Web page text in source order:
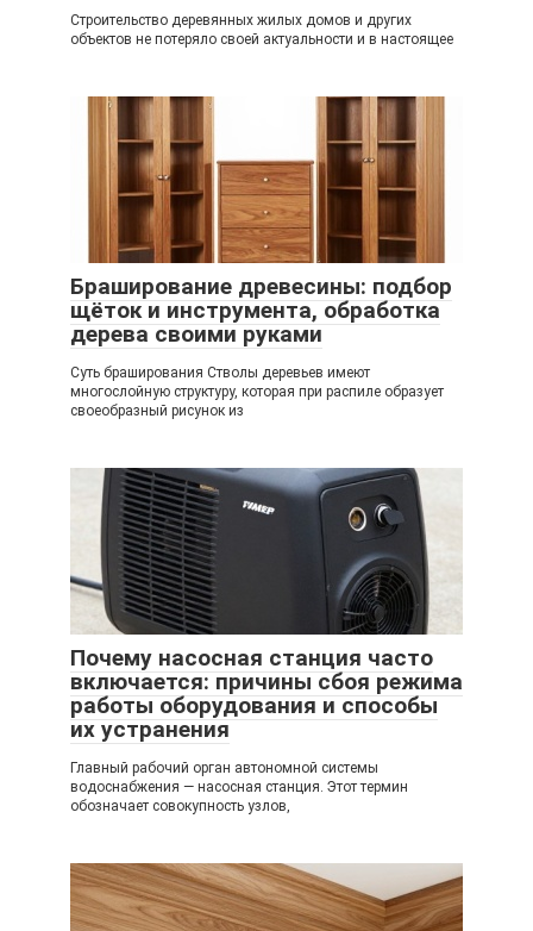
Строительство деревянных жилых домов и других
объектов не потеряло своей актуальности и в настоящее
Браширование древесины: подбор
щёток и инструмента, обработка
дерева своими руками
Суть браширования Стволы деревьев имеют
многослойную структуру, которая при распиле образует
своеобразный рисунок из
Почему насосная станция часто
включается: причины сбоя режима
работы оборудования и способы
их устранения
Главный рабочий орган автономной системы
водоснабжения — насосная станция. Этот термин
обозначает совокупность узлов,